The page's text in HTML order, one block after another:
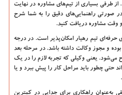
از طرفی بسیاری از تیم‌های مشاوره در نهایت
صورتی راهنمایی‌های دقیق را به شما شرح
وقت مشاوره دریافت کنید.
حرفه‌ای تیم رهیار امکان‌پذیر است. در درجه
و مجوز وکالت داشته باشد. در مرحله بعد
می‌شود. یعنی وکیلی که تجربه لازم را در یک
حتی چطور باید مراحل کار را پیش ببرد و یا
به‌عنوان راهکاری برای جدایی در کمترین